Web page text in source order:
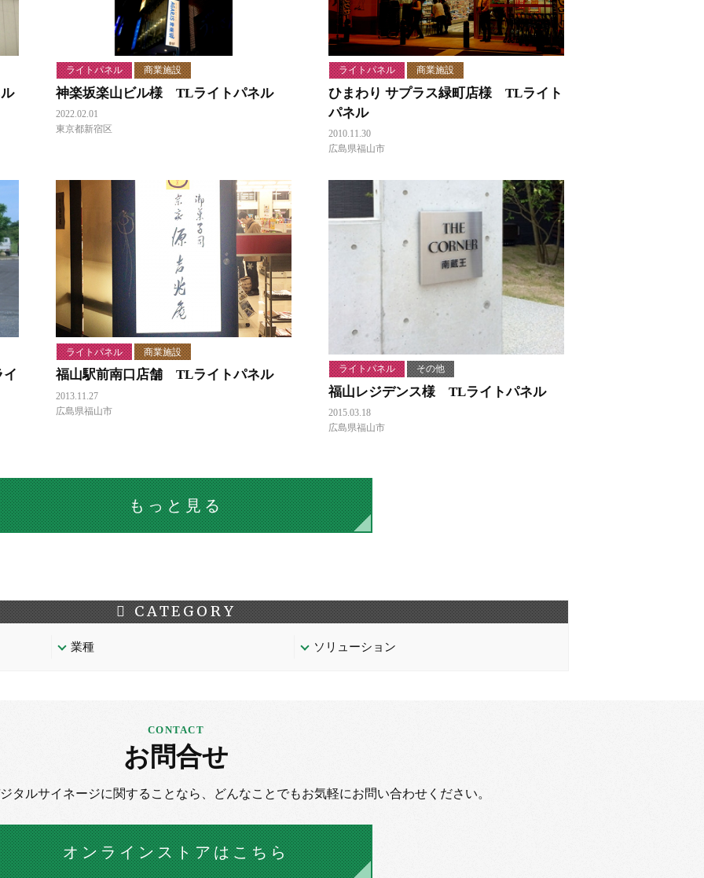
ライトパネル 商業施設
神楽坂楽山ビル様 TLライトパネル
2022.02.01
東京都新宿区
ライトパネル 商業施設
ひまわり サプラス緑町店様 TLライト
パネル
2010.11.30
広島県福山市
ライトパネル 商業施設
福山駅前南口店舗 TLライトパネル
2013.11.27
広島県福山市
ライトパネル その他
福山レジデンス様 TLライトパネル
2015.03.18
広島県福山市
もっと見る
CATEGORY
業種 ソリューション
お問合せ
タルサイネージに関することなら、 どんなことでもお気軽にお問い合わせください。
オンラインストアはこちら